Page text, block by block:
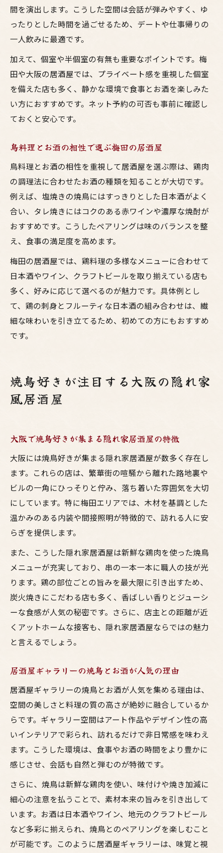
間を演出します。こうした空間は会話が弾みやすく、ゆ
ったりとした時間を過ごせるため、デートや仕事帰りの
一人飲みに最適です。
加えて、個室や半個室の有無も重要なポイントです。梅
田や大阪の居酒屋では、プライベート感を重視した個室
を備えた店も多く、静かな環境で食事とお酒を楽しみた
い方におすすめです。ネット予約の可否も事前に確認し
ておくと安心です。
鳥料理とお酒の相性で選ぶ梅田の居酒屋
鳥料理とお酒の相性を重視して居酒屋を選ぶ際は、鶏肉
の調理法に合わせたお酒の種類を知ることが大切です。
例えば、塩焼きの焼鳥にはすっきりとした日本酒がよく
合い、タレ焼きにはコクのある赤ワインや濃厚な焼酎が
おすすめです。こうしたペアリングは味のバランスを整
え、食事の満足度を高めます。
梅田の居酒屋では、鶏料理の多様なメニューに合わせて
日本酒やワイン、クラフトビールを取り揃えている店も
多く、好みに応じて選べるのが魅力です。具体例とし
て、鶏の刺身とフルーティな日本酒の組み合わせは、繊
細な味わいを引き立てるため、初めての方にもおすすめ
です。
焼鳥好きが注目する大阪の隠れ家
風居酒屋
大阪で焼鳥好きが集まる隠れ家居酒屋の特徴
大阪には焼鳥好きが集まる隠れ家居酒屋が数多く存在し
ます。これらの店は、繁華街の喧騒から離れた路地裏や
ビルの一角にひっそりと佇み、落ち着いた雰囲気を大切
にしています。特に梅田エリアでは、木材を基調とした
温かみのある内装や間接照明が特徴的で、訪れる人に安
らぎを提供します。
また、こうした隠れ家居酒屋は新鮮な鶏肉を使った焼鳥
メニューが充実しており、串の一本一本に職人の技が光
ります。鶏の部位ごとの旨みを最大限に引き出すため、
炭火焼きにこだわる店も多く、香ばしい香りとジューシ
ーな食感が人気の秘密です。さらに、店主との距離が近
くアットホームな接客も、隠れ家居酒屋ならではの魅力
と言えるでしょう。
居酒屋ギャラリーの焼鳥とお酒が人気の理由
居酒屋ギャラリーの焼鳥とお酒が人気を集める理由は、
空間の美しさと料理の質の高さが絶妙に融合しているか
らです。ギャラリー空間はアート作品やデザイン性の高
いインテリアで彩られ、訪れるだけで非日常感を味わえ
ます。こうした環境は、食事やお酒の時間をより豊かに
感じさせ、会話も自然と弾むのが特徴です。
さらに、焼鳥は新鮮な鶏肉を使い、味付けや焼き加減に
細心の注意を払うことで、素材本来の旨みを引き出して
います。お酒は日本酒やワイン、地元のクラフトビール
など多彩に揃えられ、焼鳥とのペアリングを楽しむこと
が可能です。このように居酒屋ギャラリーは、味覚と視